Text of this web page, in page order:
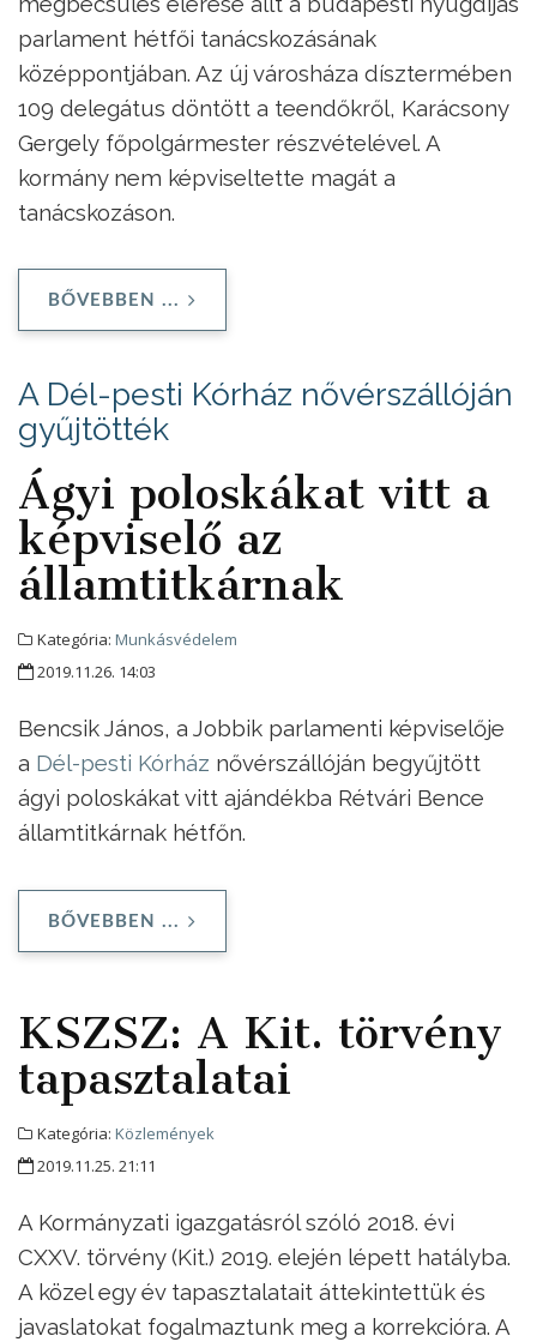
parlament hétfői tanácskozásának
középpontjában. Az új városháza dísztermében
109 delegátus döntött a teendőkről, Karácsony
Gergely főpolgármester részvételével. A
kormány nem képviseltette magát a
tanácskozáson.
BŐVEBBEN ...
A Dél-pesti Kórház nővérszállóján
gyűjtötték
Ágyi poloskákat vitt a
képviselő az
államtitkárnak
Kategória: Munkásvédelem
2019.11.26. 14:03
Bencsik János, a Jobbik parlamenti képviselője
a Dél-pesti Kórház nővérszállóján begyűjtött
ágyi poloskákat vitt ajándékba Rétvári Bence
államtitkárnak hétfőn.
BŐVEBBEN ...
KSZSZ: A Kit. törvény
tapasztalatai
Kategória: Közlemények
2019.11.25. 21:11
A Kormányzati igazgatásról szóló 2018. évi
CXXV. törvény (Kit.) 2019. elején lépett hatályba.
A közel egy év tapasztalatait áttekintettük és
javaslatokat fogalmaztunk meg a korrekcióra. A